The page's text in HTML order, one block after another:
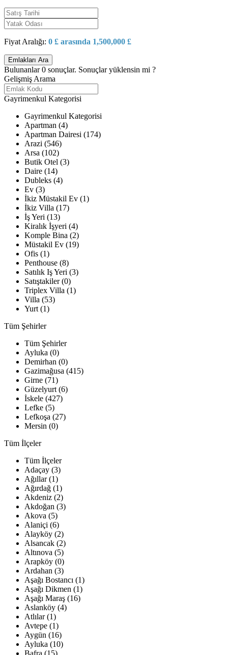
Fiyat Aralığı: 0 £ arasında 1,500,000 £
Bulunanlar0 sonuçlar. Sonuçlar yüklensin mi ?
Gelişmiş Arama
Gayrimenkul Kategorisi
Gayrimenkul Kategorisi
Apartman (4)
Apartman Dairesi (174)
Arazi (546)
Arsa (102)
Butik Otel (3)
Daire (14)
Dubleks (4)
Ev (3)
İkiz Müstakil Ev (1)
İkiz Villa (17)
İş Yeri (13)
Kiralık İşyeri (4)
Komple Bina (2)
Müstakil Ev (19)
Ofis (1)
Penthouse (8)
Satılık Iş Yeri (3)
Satıştakiler (0)
Triplex Villa (1)
Villa (53)
Yurt (1)
Tüm Şehirler
Tüm Şehirler
Ayluka (0)
Demirhan (0)
Gazimağusa (415)
Girne (71)
Güzelyurt (6)
İskele (427)
Lefke (5)
Lefkoşa (27)
Mersin (0)
Tüm İlçeler
Tüm İlçeler
Adaçay (3)
Ağıllar (1)
Ağırdağ (1)
Akdeniz (2)
Akdoğan (3)
Akova (5)
Alaniçi (6)
Alayköy (2)
Alsancak (2)
Altınova (5)
Arapköy (0)
Ardahan (3)
Aşağı Bostancı (1)
Aşağı Dikmen (1)
Aşağı Maraş (16)
Aslanköy (4)
Atlılar (1)
Avtepe (1)
Aygün (16)
Ayluka (10)